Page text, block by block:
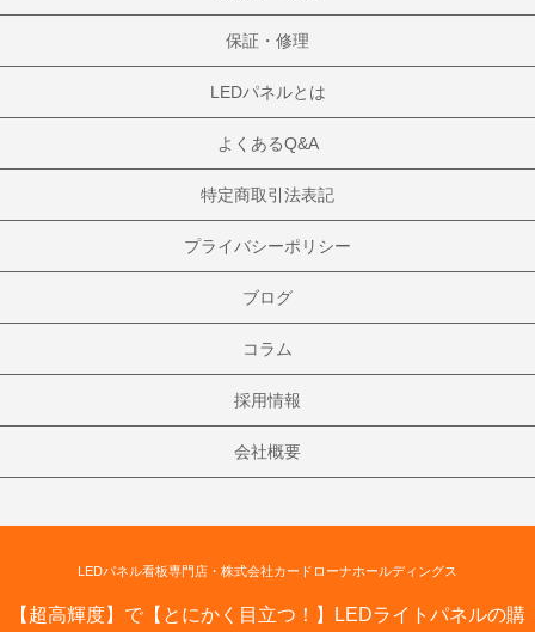
保証・修理
LEDパネルとは
よくあるQ&A
特定商取引法表記
プライバシーポリシー
ブログ
コラム
採用情報
会社概要
LEDパネル看板専門店・株式会社カードローナホールディングス
【超高輝度】で【とにかく目立つ！】LEDライトパネルの購